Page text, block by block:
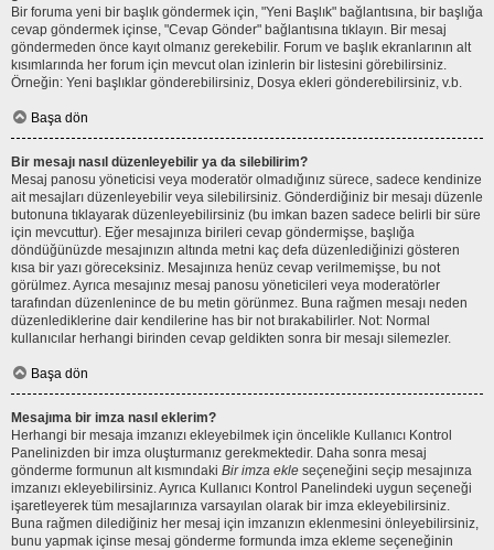
Bir foruma yeni bir başlık göndermek için, "Yeni Başlık" bağlantısına, bir başlığa
cevap göndermek içinse, "Cevap Gönder" bağlantısına tıklayın. Bir mesaj
göndermeden önce kayıt olmanız gerekebilir. Forum ve başlık ekranlarının alt
kısımlarında her forum için mevcut olan izinlerin bir listesini görebilirsiniz.
Örneğin: Yeni başlıklar gönderebilirsiniz, Dosya ekleri gönderebilirsiniz, v.b.
Başa dön
Bir mesajı nasıl düzenleyebilir ya da silebilirim?
Mesaj panosu yöneticisi veya moderatör olmadığınız sürece, sadece kendinize
ait mesajları düzenleyebilir veya silebilirsiniz. Gönderdiğiniz bir mesajı düzenle
butonuna tıklayarak düzenleyebilirsiniz (bu imkan bazen sadece belirli bir süre
için mevcuttur). Eğer mesajınıza birileri cevap göndermişse, başlığa
döndüğünüzde mesajınızın altında metni kaç defa düzenlediğinizi gösteren
kısa bir yazı göreceksiniz. Mesajınıza henüz cevap verilmemişse, bu not
görülmez. Ayrıca mesajınız mesaj panosu yöneticileri veya moderatörler
tarafından düzenlenince de bu metin görünmez. Buna rağmen mesajı neden
düzenlediklerine dair kendilerine has bir not bırakabilirler. Not: Normal
kullanıcılar herhangi birinden cevap geldikten sonra bir mesajı silemezler.
Başa dön
Mesajıma bir imza nasıl eklerim?
Herhangi bir mesaja imzanızı ekleyebilmek için öncelikle Kullanıcı Kontrol
Panelinizden bir imza oluşturmanız gerekmektedir. Daha sonra mesaj
gönderme formunun alt kısmındaki Bir imza ekle seçeneğini seçip mesajınıza
imzanızı ekleyebilirsiniz. Ayrıca Kullanıcı Kontrol Panelindeki uygun seçeneği
işaretleyerek tüm mesajlarınıza varsayılan olarak bir imza ekleyebilirsiniz.
Buna rağmen dilediğiniz her mesaj için imzanızın eklenmesini önleyebilirsiniz,
bunu yapmak içinse mesaj gönderme formunda imza ekleme seçeneğinin